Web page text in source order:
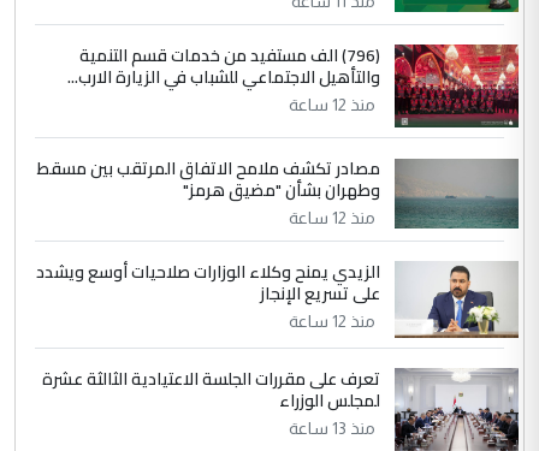
سردار
التعليق : واحد من عصابة علي ماما يسقط
جنسية الرافد الثالث للعراق ومن اصول عريقة
ابا فرات ...
الجواهري يرد على صدام حسين سل
مضجعيك يابن الزنا (نص كامل)
5 حيدر عاشور
التعليق : تحياتي لك استاذ حامدتركان. كلام
دقيق ومسؤول؛ فالاستثمار الحقيقي للإنسان
الموضوع :
بين الإهمال واغتصاب الأرض.. بلاد
الرافدين تعاني الجفاف والتصحر!!
(796) الف مستفيد من خدمات قسم التنمية
والتأهيل الاجتماعي للشباب في الزيارة الارب...
منذ 12 ساعة
مصادر تكشف ملامح الاتفاق المرتقب بين مسقط
وطهران بشأن "مضيق هرمز"
منذ 12 ساعة
الزيدي يمنح وكلاء الوزارات صلاحيات أوسع ويشدد
على تسريع الإنجاز
منذ 12 ساعة
تعرف على مقررات الجلسة الاعتيادية الثالثة عشرة
لمجلس الوزراء
منذ 13 ساعة